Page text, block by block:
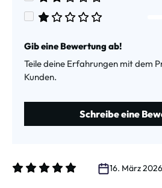
Durchschnittliche Bewertung
Gib eine Bewertung ab!
Teile deine Erfahrungen mit dem
Kunden.
Schreibe eine
16. März 2026